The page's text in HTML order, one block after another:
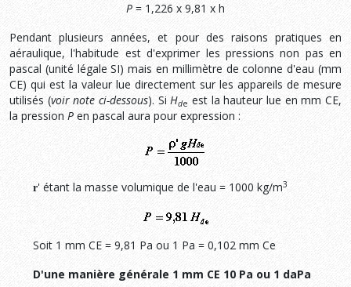
P = 1,226 x 9,81 x h
Pendant plusieurs années, et pour des raisons pratiques en
aéraulique, l'habitude est d'exprimer les pressions non pas en
pascal (unité légale SI) mais en millimètre de colonne d'eau (mm
CE) qui est la valeur lue directement sur les appareils de mesure
utilisés (voir note ci-dessous). SiHde est la hauteur lue en mm CE,
la pression P en pascal aura pour expression :
r' étant la masse volumique de l'eau = 1000 kg/m3
Soit 1 mm CE = 9,81 Pa ou 1 Pa = 0,102 mm Ce
D'une manière générale 1 mm CE 10 Pa ou 1 daPa